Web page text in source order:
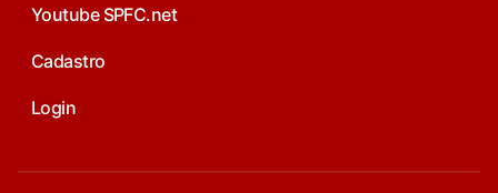
Youtube SPFC.net
Cadastro
Login